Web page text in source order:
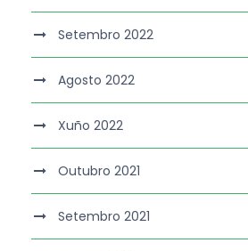
Setembro 2022
Agosto 2022
Xuño 2022
Outubro 2021
Setembro 2021